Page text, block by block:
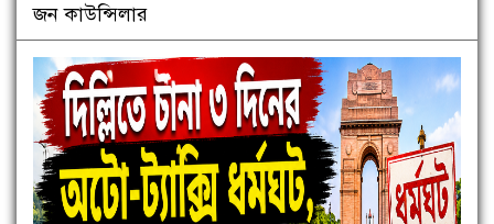
জন কাউন্সিলার